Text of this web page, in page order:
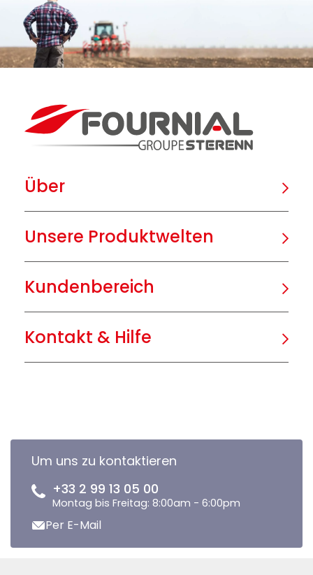
Über
Unsere Produktwelten
Kundenbereich
Kontakt & Hilfe
Um uns zu kontaktieren
+33 2 99 13 05 00
Montag bis Freitag: 8:00am - 6:00pm
Per E-Mail